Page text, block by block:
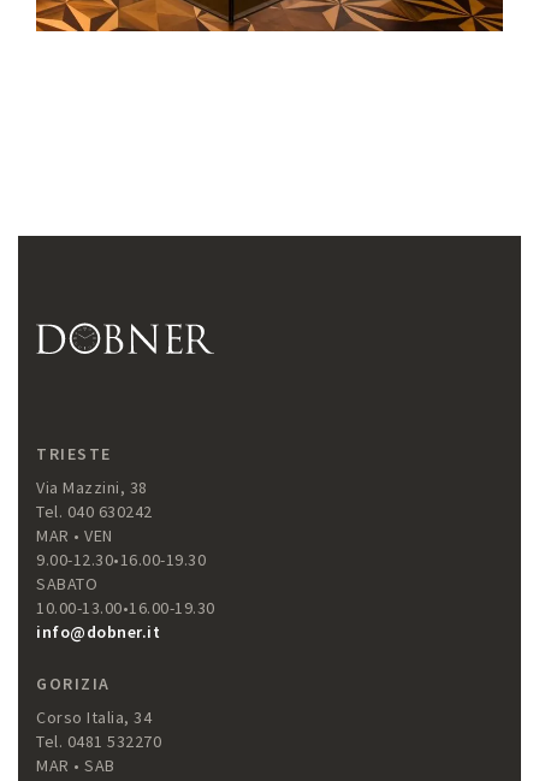
TRIESTE
Via Mazzini, 38
Tel. 040 630242
MAR • VEN
9.00-12.30•16.00-19.30
SABATO
10.00-13.00•16.00-19.30
info@dobner.it
GORIZIA
Corso Italia, 34
Tel. 0481 532270
MAR • SAB